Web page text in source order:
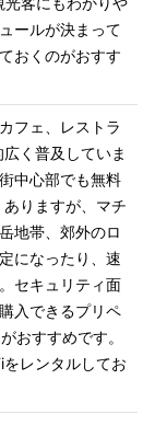
客にもわかりや
ールが決まって
おくのがおすす
フェ、レストラ
く普及していま
中心部でも無料
りますが、マチ
地帯、郊外のロ
になったり、速
セキュリティ面
入できるプリペ
おすすめです。
レンタルしてお